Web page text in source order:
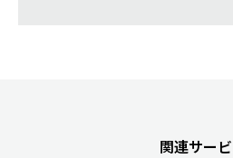
関連サー